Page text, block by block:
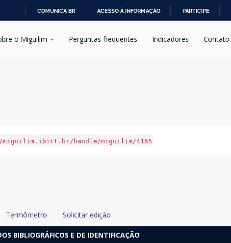
PARA
COMUNICA BR ACESSO À INFORMAÇÃO PARTICIPE
o Miguilim Perguntas frequentes Indicadores Contato
handle/miguilim/4165
Termômetro Solicitar edição
BIBLIOGRÁFICOS E DE IDENTIFICAÇÃO